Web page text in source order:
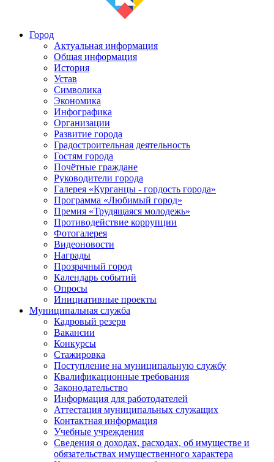
Город
Актуальная информация
Общая информация
История
Устав
Символика
Экономика
Инфографика
Организации
Развитие города
Градостроительная деятельность
Гостям города
Почётные граждане
Руководители города
Галерея «Курганцы - гордость города»
Программа «Любимый город»
Премия «Трудящаяся молодежь»
Противодействие коррупции
Фотогалерея
Видеоновости
Награды
Прозрачный город
Календарь событий
Опросы
Инициативные проекты
Муниципальная служба
Кадровый резерв
Вакансии
Конкурсы
Стажировка
Поступление на муниципальную службу
Квалификационные требования
Законодательство
Информация для работодателей
Аттестация муниципальных служащих
Контактная информация
Учебные учреждения
Сведения о доходах, расходах, об имуществе и
обязательствах имущественного характера